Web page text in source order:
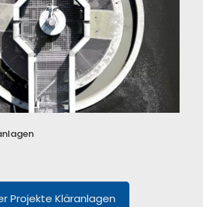
Projekte Kläranlagen